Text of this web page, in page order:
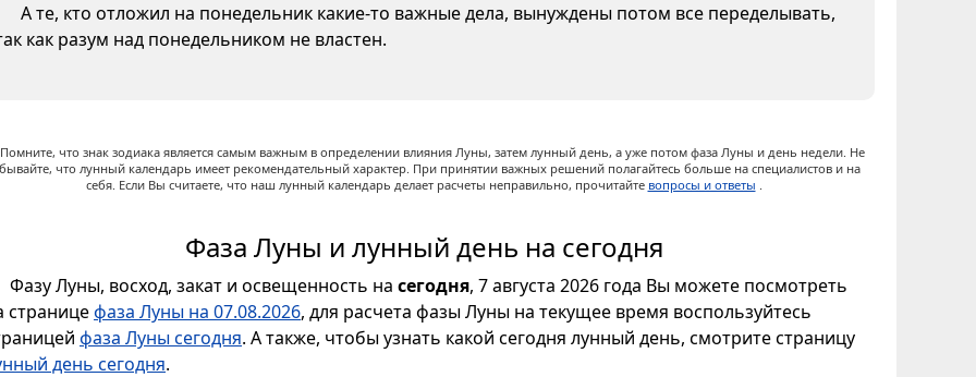
А те, кто отложил на понедельник какие-то важные дела, вынуждены потом все переделывать,
как разум над понедельником не властен.
Помните, что знак зодиака является самым важным в определении влияния Луны, затем лунный день, а уже потом фаза Луны и день недели. Не
что лунный календарь имеет рекомендательный характер. При принятии важных решений полагайтесь больше на специалистов и на
себя. Если Вы считаете, что наш лунный календарь делает расчеты неправильно, прочитайте вопросы и ответы .
Фаза Луны и лунный день на сегодня
Фазу Луны, восход, закат и освещенность на сегодня, 7 августа 2026 года Вы можете посмотреть
страницефаза Луны на 07.08.2026, для расчета фазы Луны на текущее время воспользуйтесь
фаза Луны сегодня. А также, чтобы узнать какой сегодня лунный день, смотрите страницу
день сегодня.